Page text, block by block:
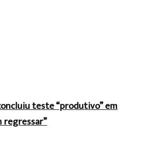
teste “produtivo” em
regressar”